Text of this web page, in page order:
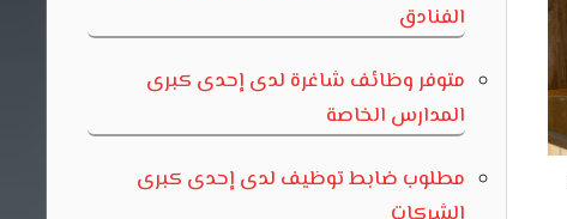
الفنادق
متوفر وظائف شاغرة لدى إحدى كبرى
المدارس الخاصة
مطلوب ضابط توظيف لدى إحدى كبرى